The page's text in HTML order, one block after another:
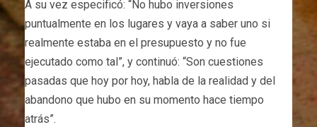
A su vez especificó: “No hubo inversiones
puntualmente en los lugares y vaya a saber uno si
realmente estaba en el presupuesto y no fue
ejecutado como tal”, y continuó: “Son cuestiones
pasadas que hoy por hoy, habla de la realidad y del
abandono que hubo en su momento hace tiempo
atrás”.